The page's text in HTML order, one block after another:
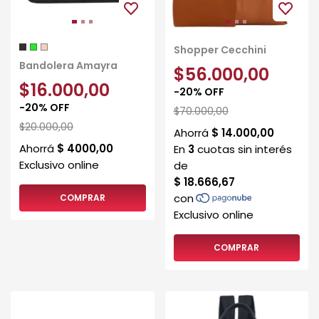
Bandolera Amayra
$16.000,00
-20% OFF
$20.000,00
COMPRAR
Shopper Cecchini
$56.000,00
-20% OFF
$70.000,00
COMPRAR